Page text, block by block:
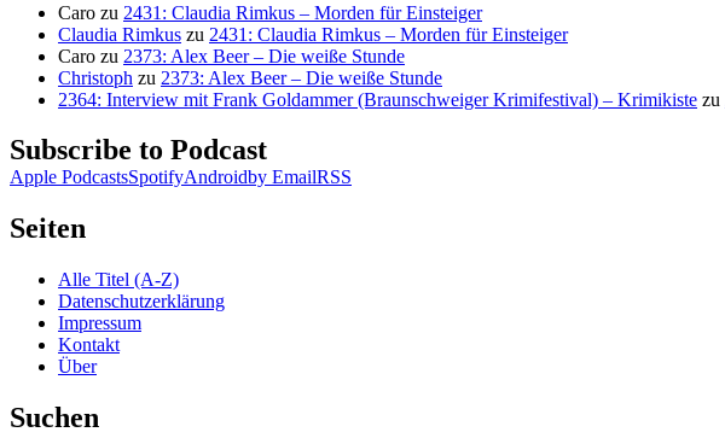
Caro zu 2431: Claudia Rimkus – Morden für Einsteiger
Claudia Rimkus zu 2431: Claudia Rimkus – Morden für Einsteiger
Caro zu 2373: Alex Beer – Die weiße Stunde
Christoph zu 2373: Alex Beer – Die weiße Stunde
2364: Interview mit Frank Goldammer (Braunschweiger Krimifestival) – Krimikiste zu
Subscribe to Podcast
Apple PodcastsSpotifyAndroidby EmailRSS
Seiten
Alle Titel (A-Z)
Datenschutzerklärung
Impressum
Kontakt
Über
Suchen